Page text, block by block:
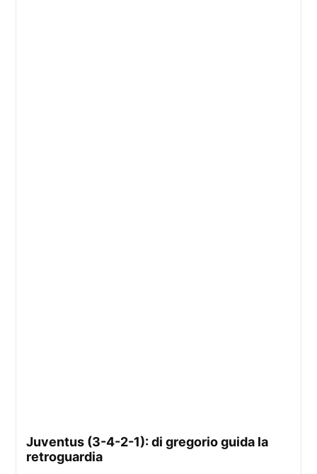
juventus (3-4-2-1): di gregorio guida la
retroguardia